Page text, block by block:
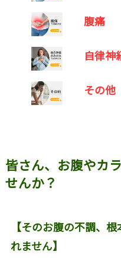
腹痛
自律神
その他
皆さん、お腹やカ
せんか？
【そのお腹の不調、
れません】